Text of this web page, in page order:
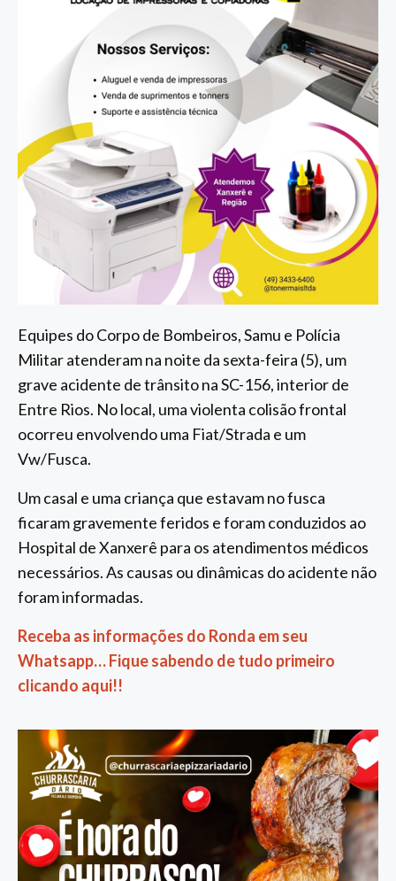
Equipes do Corpo de Bombeiros, Samu e Polícia
Militar atenderam na noite da sexta-feira (5), um
grave acidente de trânsito na SC-156, interior de
Entre Rios. No local, uma violenta colisão frontal
ocorreu envolvendo uma Fiat/Strada e um
Vw/Fusca.
Um casal e uma criança que estavam no fusca
ficaram gravemente feridos e foram conduzidos ao
Hospital de Xanxerê para os atendimentos médicos
necessários. As causas ou dinâmicas do acidente não
foram informadas.
Receba as informações do Ronda em seu
Whatsapp… Fique sabendo de tudo primeiro
clicando aqui!!